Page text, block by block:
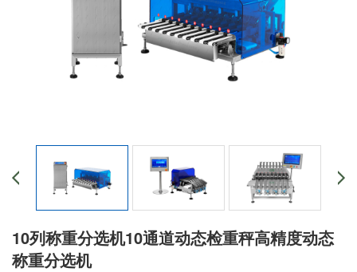
10列称重分选机10通道动态检重秤高精度动态
称重分选机